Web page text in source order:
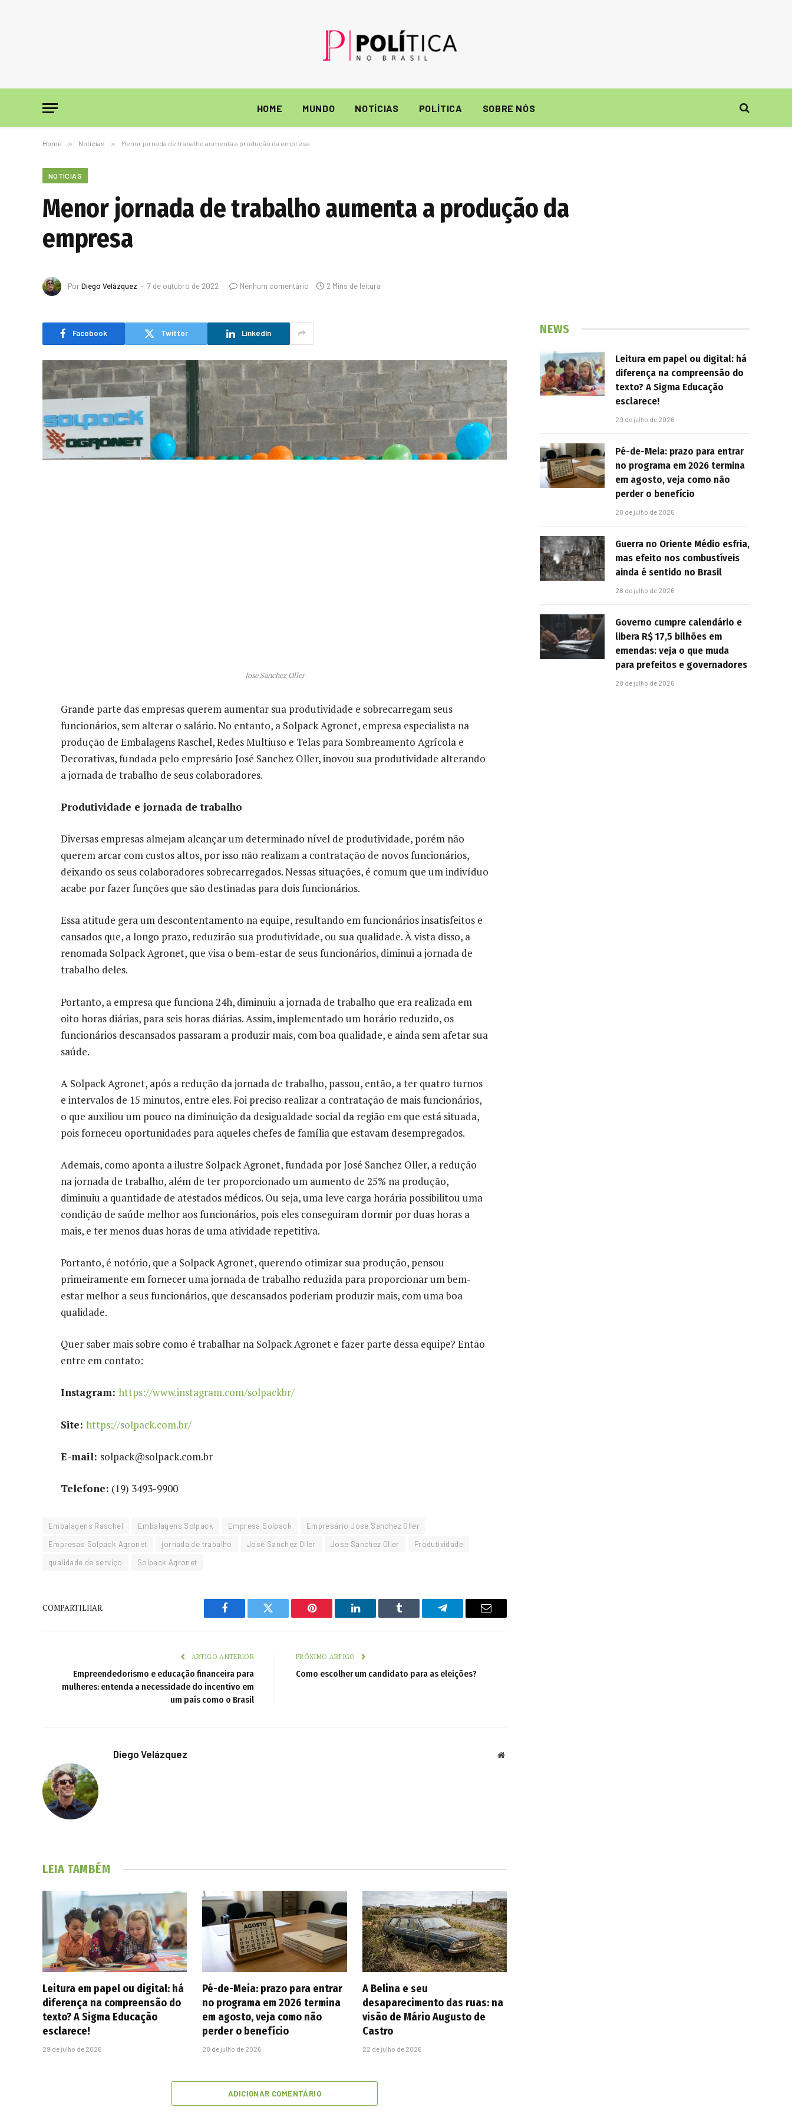
HOME MUNDO NOTÍCIAS POLÍTICA SOBRE NÓS
Home » Notícias » Menor jornada de trabalho aumenta a produção da empresa
NOTÍCIAS
Menor jornada de trabalho aumenta a produção da
empresa
PorDiego Velázquez 7 de outubro de 2022 Nenhum comentário 2 Mins de leitura
Facebook Twitter LinkedIn
Jose Sanchez Oller
Grande parte das empresas querem aumentar sua produtividade e sobrecarregam seus
funcionários, sem alterar o salário. No entanto, a Solpack Agronet, empresa especialista na
produção de Embalagens Raschel, Redes Multiuso e Telas para Sombreamento Agrícola e
Decorativas, fundada pelo empresário José Sanchez Oller, inovou sua produtividade alterando
a jornada de trabalho de seus colaboradores.
Produtividade e jornada de trabalho
Diversas empresas almejam alcançar um determinado nível de produtividade, porém não
querem arcar com custos altos, por isso não realizam a contratação de novos funcionários,
deixando os seus colaboradores sobrecarregados. Nessas situações, é comum que um indivíduo
acabe por fazer funções que são destinadas para dois funcionários.
Essa atitude gera um descontentamento na equipe, resultando em funcionários insatisfeitos e
cansados que, a longo prazo, reduzirão sua produtividade, ou sua qualidade. À vista disso, a
renomada Solpack Agronet, que visa o bem-estar de seus funcionários, diminui a jornada de
trabalho deles.
Portanto, a empresa que funciona 24h, diminuiu a jornada de trabalho que era realizada em
oito horas diárias, para seis horas diárias. Assim, implementado um horário reduzido, os
funcionários descansados passaram a produzir mais, com boa qualidade, e ainda sem afetar sua
saúde.
A Solpack Agronet, após a redução da jornada de trabalho, passou, então, a ter quatro turnos
e intervalos de 15 minutos, entre eles. Foi preciso realizar a contratação de mais funcionários,
o que auxiliou um pouco na diminuição da desigualdade social da região em que está situada,
pois forneceu oportunidades para aqueles chefes de família que estavam desempregados.
Ademais, como aponta a ilustre Solpack Agronet, fundada por José Sanchez Oller, a redução
na jornada de trabalho, além de ter proporcionado um aumento de 25% na produção,
diminuiu a quantidade de atestados médicos. Ou seja, uma leve carga horária possibilitou uma
condição de saúde melhor aos funcionários, pois eles conseguiram dormir por duas horas a
mais, e ter menos duas horas de uma atividade repetitiva.
Portanto, é notório, que a Solpack Agronet, querendo otimizar sua produção, pensou
primeiramente em fornecer uma jornada de trabalho reduzida para proporcionar um bem-
estar melhor a seus funcionários, que descansados poderiam produzir mais, com uma boa
qualidade.
Quer saber mais sobre como é trabalhar na Solpack Agronet e fazer parte dessa equipe? Então
entre em contato:
Instagram: https://www.instagram.com/solpackbr/
Site: https://solpack.com.br/
E-mail: solpack@solpack.com.br
Telefone: (19) 3493-9900
Embalagens Raschel Embalagens Solpack Empresa Solpack
Empresário Jose Sanchez Oller
Empresas Solpack Agronet
jornada de trabalho José Sanchez Oller Jose Sanchez Oller
Produtividade
qualidade de serviço
Solpack Agronet
COMPARTILHAR.
Facebook Twitter Pinterest LinkedIn Tumblr Telegram Email
ARTIGO ANTERIOR
Empreendedorismo e educação financeira para
mulheres: entenda a necessidade do incentivo em
um país como o Brasil
PRÓXIMO ARTIGO
Como escolher um candidato para as eleições?
Diego Velázquez Website
LEIA TAMBÉM
Leitura em papel ou digital: há
diferença na compreensão do
texto? A Sigma Educação
esclarece!
29 de julho de 2026
Pé-de-Meia: prazo para entrar
no programa em 2026 termina
em agosto, veja como não
perder o benefício
28 de julho de 2026
A Belina e seu
desaparecimento das ruas: na
visão de Mário Augusto de
Castro
22 de julho de 2026
ADICIONAR COMENTÁRIO
NEWS
Leitura em papel ou digital: há
diferença na compreensão do
texto? A Sigma Educação
esclarece!
29 de julho de 2026
Pé-de-Meia: prazo para entrar
no programa em 2026 termina
em agosto, veja como não
perder o benefício
28 de julho de 2026
Guerra no Oriente Médio esfria,
mas efeito nos combustíveis
ainda é sentido no Brasil
28 de julho de 2026
Governo cumpre calendário e
libera R$ 17,5 bilhões em
emendas: veja o que muda
para prefeitos e governadores
28 de julho de 2026